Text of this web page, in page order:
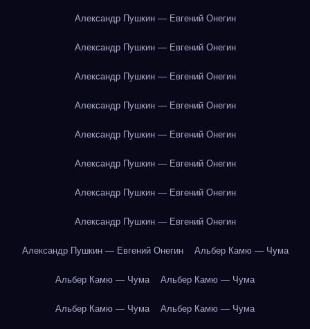
Александр Пушкин — Евгений Онегин
Александр Пушкин — Евгений Онегин
Александр Пушкин — Евгений Онегин
Александр Пушкин — Евгений Онегин
Александр Пушкин — Евгений Онегин
Александр Пушкин — Евгений Онегин
Александр Пушкин — Евгений Онегин
Александр Пушкин — Евгений Онегин
Александр Пушкин — Евгений Онегин Альбер Камю — Чума
Альбер Камю — Чума Альбер Камю — Чума
Альбер Камю — Чума Альбер Камю — Чума